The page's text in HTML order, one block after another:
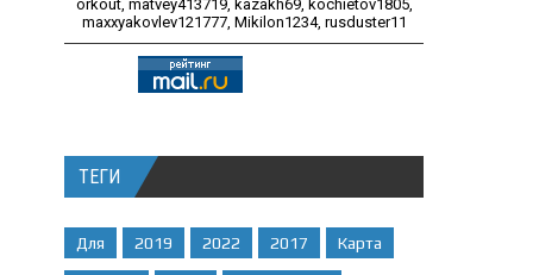
orkout, matvey413719, kazakh69, kochietov1805,
maxxyakovlev121777, Mikilon1234, rusduster11
ТЕГИ
Для 2019 2022 2017 Карта